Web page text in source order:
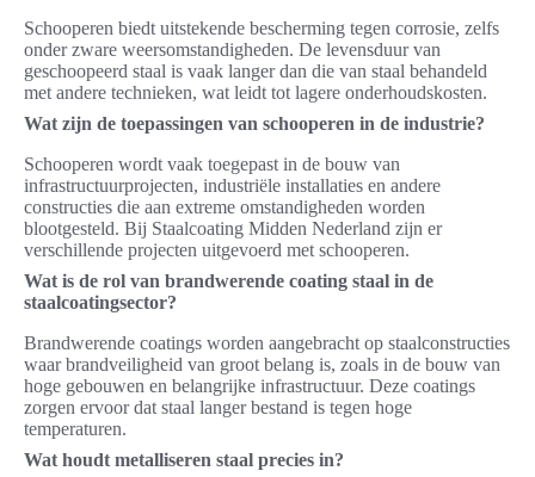
Schooperen biedt uitstekende bescherming tegen corrosie, zelfs
onder zware weersomstandigheden. De levensduur van
geschoopeerd staal is vaak langer dan die van staal behandeld
met andere technieken, wat leidt tot lagere onderhoudskosten.
Wat zijn de toepassingen van schooperen in de industrie?
Schooperen wordt vaak toegepast in de bouw van
infrastructuurprojecten, industriële installaties en andere
constructies die aan extreme omstandigheden worden
blootgesteld. Bij Staalcoating Midden Nederland zijn er
verschillende projecten uitgevoerd met schooperen.
Wat is de rol van brandwerende coating staal in de
staalcoatingsector?
Brandwerende coatings worden aangebracht op staalconstructies
waar brandveiligheid van groot belang is, zoals in de bouw van
hoge gebouwen en belangrijke infrastructuur. Deze coatings
zorgen ervoor dat staal langer bestand is tegen hoge
temperaturen.
Wat houdt metalliseren staal precies in?